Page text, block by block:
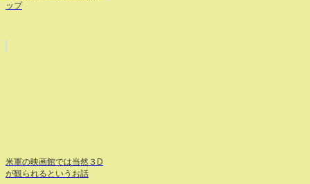
ップ
米軍の映画館では当然３D
が観られるというお話